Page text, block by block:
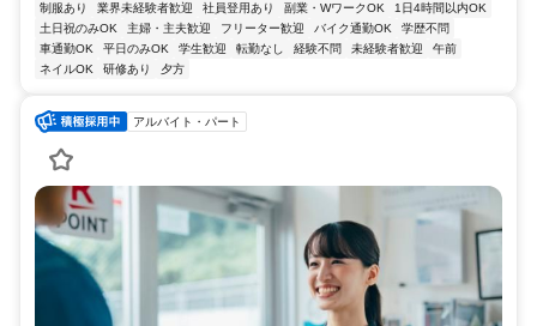
制服あり 業界未経験者歓迎 社員登用あり 副業・WワークOK
1日4時間以内OK
土日祝のみOK
主婦・主夫歓迎 フリーター歓迎 バイク通勤OK
学歴不問
車通勤OK
平日のみOK 学生歓迎 転勤なし 経験不問 未経験者歓迎
午前
ネイルOK
研修あり 夕方
アルバイト・パート